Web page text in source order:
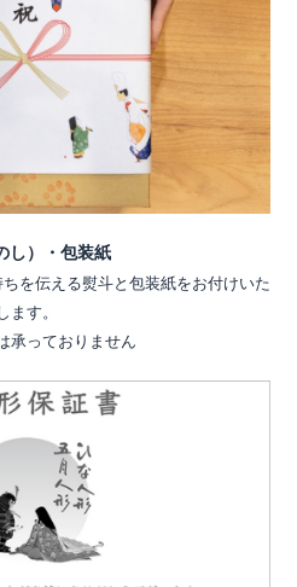
し）・包装紙
を伝える熨斗と包装紙をお付けいた
ます。
承っておりません